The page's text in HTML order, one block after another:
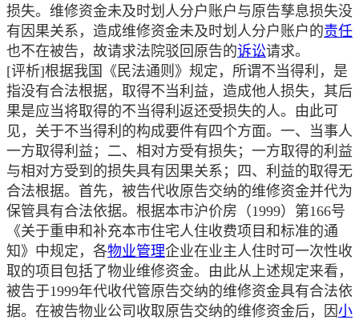
损失。维修资金未及时划人分户账户与原告孳息损失没
有因果关系，造成维修资金未及时划人分户账户的责任
也不在被告，故请求法院驳回原告的诉讼请求。
[评析]根据我国《民法通则》规定，所谓不当得利，是
指没有合法根据，取得不当利益，造成他人损失，其后
果是应当将取得的不当得利返还受损失的人。由此可
见，关于不当得利的构成要件有四个方面。一、当事人
一方取得利益；二、相对方受有损失；一方取得的利益
与相对方受到的损失具有因果关系；四、利益的取得无
合法根据。首先，被告代收原告交纳的维修资金并代为
保管具有合法依据。根据本市沪价房（1999）第166号
《关于重申和补充本市住宅人住收费项目和标准的通
知》中规定，各物业管理企业在业主人住时可一次性收
取的项目包括了物业维修资金。由此从上述规定来看，
被告于1999年代收代管原告交纳的维修资金具有合法依
据。在被告物业公司收取原告交纳的维修资金后，因小